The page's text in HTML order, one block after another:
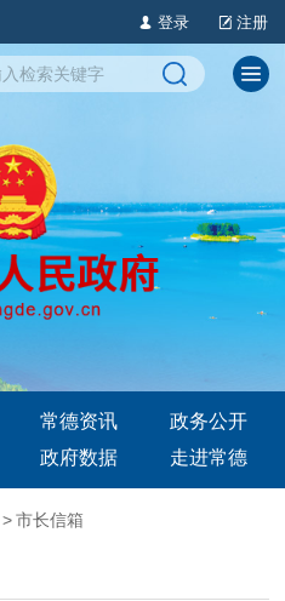
登录 注册
常德资讯
政务公开
政府数据 走进常德
> 市长信箱